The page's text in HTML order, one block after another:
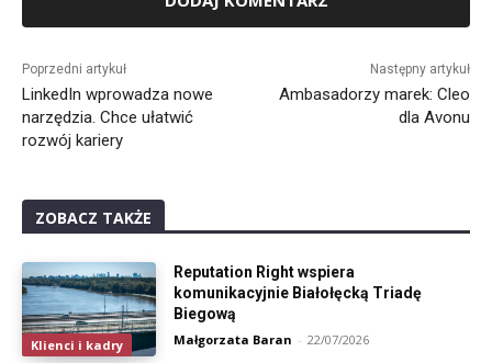
Poprzedni artykuł
LinkedIn wprowadza nowe
narzędzia. Chce ułatwić
rozwój kariery
Następny artykuł
Ambasadorzy marek: Cleo
dla Avonu
ZOBACZ TAKŻE
Klienci i kadry
Reputation Right wspiera
komunikacyjnie Białołęcką Triadę
Biegową
Małgorzata Baran - 22/07/2026